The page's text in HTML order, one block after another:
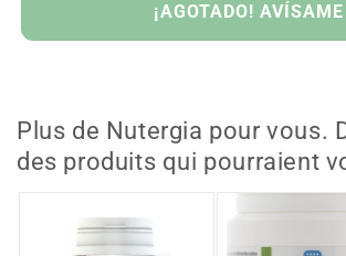
¡AGOTADO! AVÍSAME
Plus de Nutergia pour vous.
des produits qui pourraient